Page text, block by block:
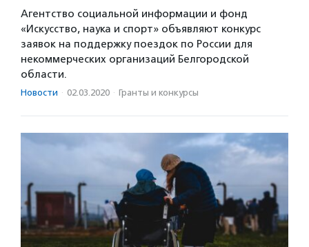
Агентство социальной информации и фонд
«Искусство, наука и спорт» объявляют конкурс
заявок на поддержку поездок по России для
некоммерческих организаций Белгородской
области.
Новости · 02.03.2020 · Гранты и конкурсы